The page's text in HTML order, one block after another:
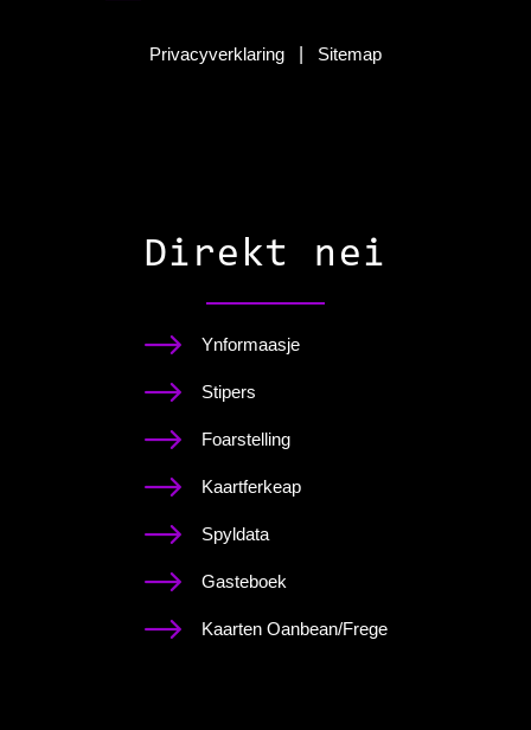
Privacyverklaring Sitemap
Direkt nei
Ynformaasje
Stipers
Foarstelling
Kaartferkeap
Spyldata
Gasteboek
Kaarten Oanbean/Frege